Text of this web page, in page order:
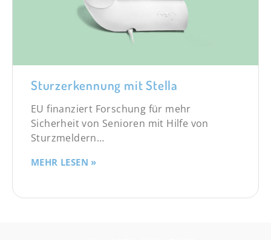
Sturzerkennung mit Stella
EU finanziert Forschung für mehr
Sicherheit von Senioren mit Hilfe von
Sturzmeldern…
MEHR LESEN »